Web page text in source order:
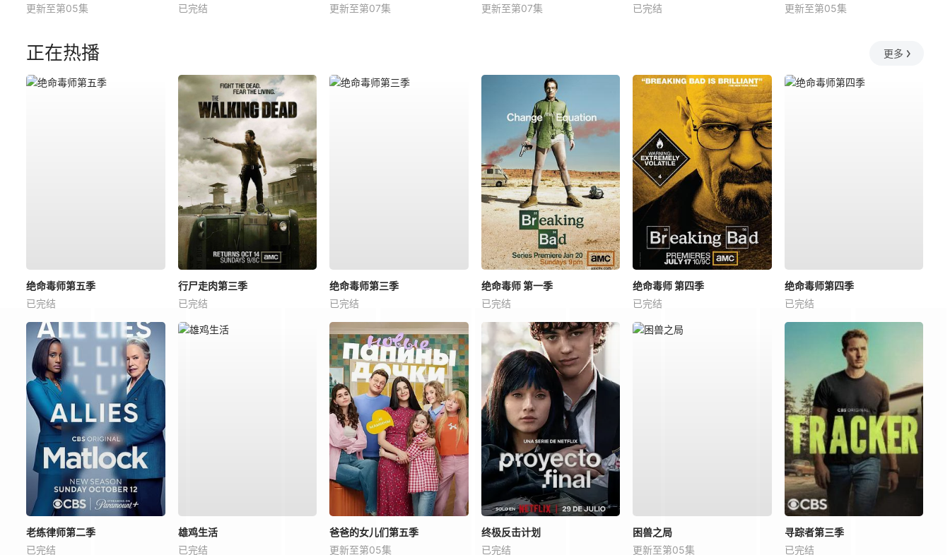
更新至第05集
已完结
更新至第07集
更新至第07集
已完结
更新至第05集
正在热播 更多
绝命毒师第五季
已完结
行尸走肉第三季
已完结
绝命毒师第三季
已完结
绝命毒师 第一季
已完结
绝命毒师 第四季
已完结
绝命毒师第四季
已完结
老练律师第二季
已完结
雄鸡生活
已完结
爸爸的女儿们第五季
更新至第05集
终极反击计划
已完结
困兽之局
更新至第05集
寻踪者第三季
已完结